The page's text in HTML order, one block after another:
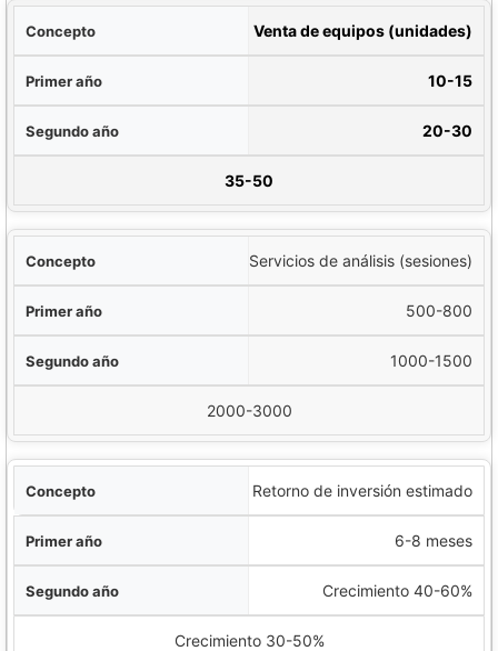
Venta de equipos (unidades)
10-15
20-30
35-50
Servicios de análisis (sesiones)
500-800
1000-1500
2000-3000
Retorno de inversión estimado
6-8 meses
Crecimiento 40-60%
Crecimiento 30-50%